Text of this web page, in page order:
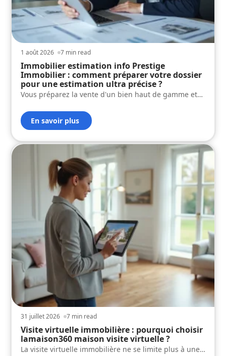
7 min read
1 août 2026
Immobilier estimation info Prestige
Immobilier : comment préparer votre dossier
pour une estimation ultra précise ?
Vous préparez la vente d'un bien haut de gamme et…
En savoir plus
7 min read
31 juillet 2026
Visite virtuelle immobilière : pourquoi choisir
lamaison360 maison visite virtuelle ?
La visite virtuelle immobilière ne se limite plus à une…